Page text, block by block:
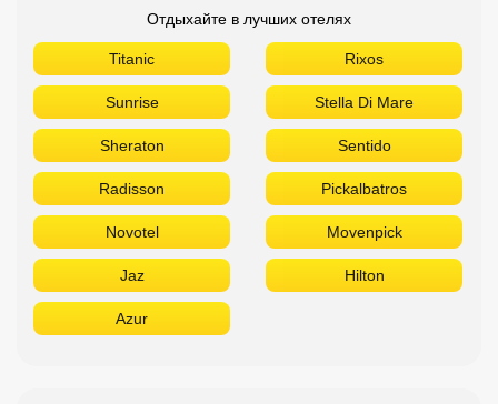
Отдыхайте в лучших отелях
Titanic Rixos
Sunrise Stella Di Mare
Sheraton Sentido
Radisson Pickalbatros
Novotel Movenpick
Jaz Hilton
Azur